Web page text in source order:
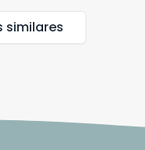
similares